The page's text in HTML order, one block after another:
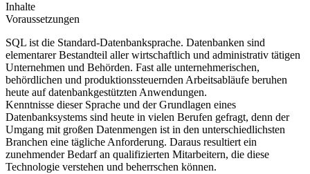
Inhalte
Voraussetzungen
SQL ist die Standard-Datenbanksprache. Datenbanken sind
elementarer Bestandteil aller wirtschaftlich und administrativ tätigen
Unternehmen und Behörden. Fast alle unternehmerischen,
behördlichen und produktionssteuernden Arbeitsabläufe beruhen
heute auf datenbankgestützten Anwendungen.
Kenntnisse dieser Sprache und der Grundlagen eines
Datenbanksystems sind heute in vielen Berufen gefragt, denn der
Umgang mit großen Datenmengen ist in den unterschiedlichsten
Branchen eine tägliche Anforderung. Daraus resultiert ein
zunehmender Bedarf an qualifizierten Mitarbeitern, die diese
Technologie verstehen und beherrschen können.